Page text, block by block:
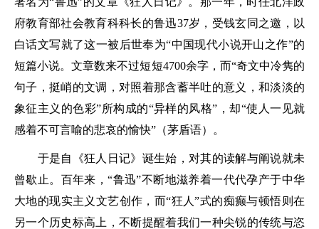
府教育部社会教育科科长的鲁迅37岁，受钱玄同之邀，以
白话文写就了这一被后世奉为“中国现代小说开山之作”的
短篇小说。文章数来不过短短4700余字，而“奇文中冷隽的
句子，挺峭的文调，对照着那含蓄半吐的意义，和淡淡的
象征主义的色彩”所构成的“异样的风格”，却“使人一见就
感着不可言喻的悲哀的愉快”（茅盾语）。
于是自《狂人日记》诞生始，对其的读解与阐说就未
曾歇止。百年来，“鲁迅”不断地滋养着一代代孕产于中华
大地的现实主义文艺创作，而“狂人”式的痴癫与顿悟则在
另一个历史标高上，不断提醒着我们一种尖锐的传统与恣